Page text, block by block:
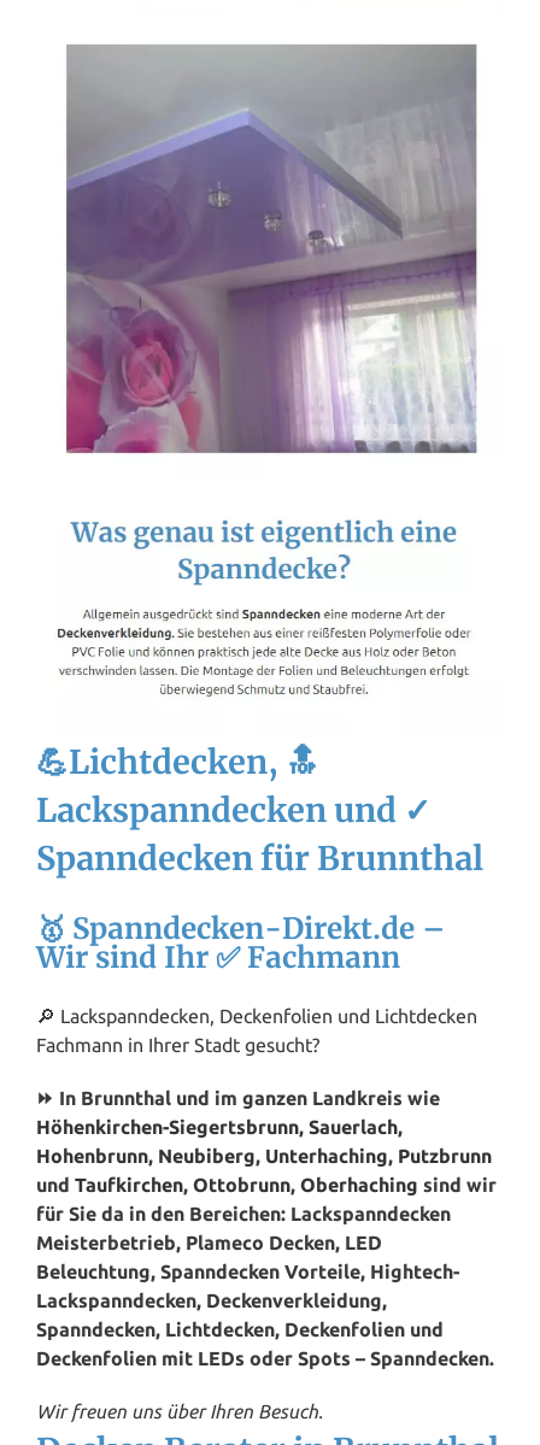
💪Lichtdecken, 🔝
Lackspanndecken und ✓
Spanndecken für Brunnthal
🥇 Spanndecken-Direkt.de –
Wir sind Ihr ✅ Fachmann
🔎 Lackspanndecken, Deckenfolien und Lichtdecken
Fachmann in Ihrer Stadt gesucht?
⏩ In Brunnthal und im ganzen Landkreis wie
Höhenkirchen-Siegertsbrunn, Sauerlach,
Hohenbrunn, Neubiberg, Unterhaching, Putzbrunn
und Taufkirchen, Ottobrunn, Oberhaching sind wir
für Sie da in den Bereichen: Lackspanndecken
Meisterbetrieb, Plameco Decken, LED
Beleuchtung, Spanndecken Vorteile, Hightech-
Lackspanndecken, Deckenverkleidung,
Spanndecken, Lichtdecken, Deckenfolien und
Deckenfolien mit LEDs oder Spots – Spanndecken.
Wir freuen uns über Ihren Besuch.